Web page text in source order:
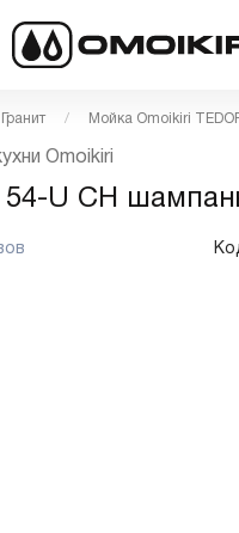
Гранит Мойка Omoikiri
Omoikiri
54-U CH